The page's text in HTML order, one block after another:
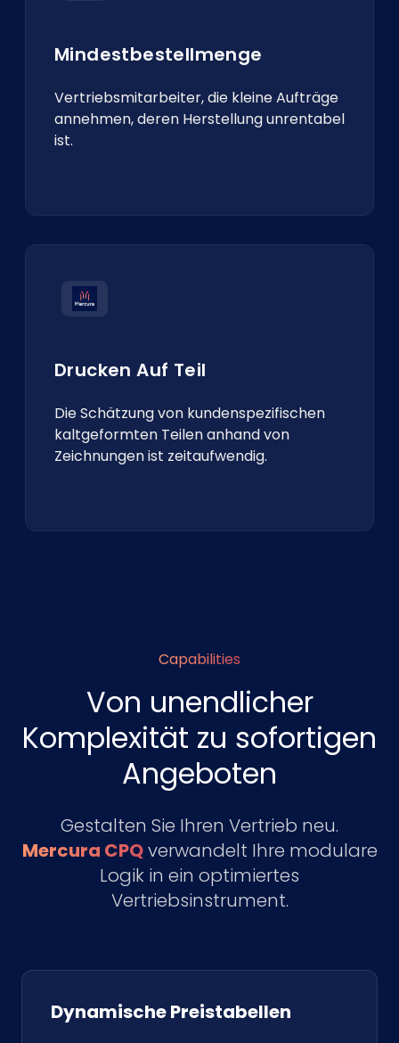
Mindestbestellmenge
Vertriebsmitarbeiter, die kleine Aufträge
annehmen, deren Herstellung unrentabel
ist.
Drucken Auf Teil
Die Schätzung von kundenspezifischen
kaltgeformten Teilen anhand von
Zeichnungen ist zeitaufwendig.
Capabilities
Von unendlicher
Komplexität zu sofortigen
Angeboten
Gestalten Sie Ihren Vertrieb neu.
Mercura CPQverwandelt Ihre modulare
Logik in ein optimiertes
Vertriebsinstrument.
Dynamische Preistabellen